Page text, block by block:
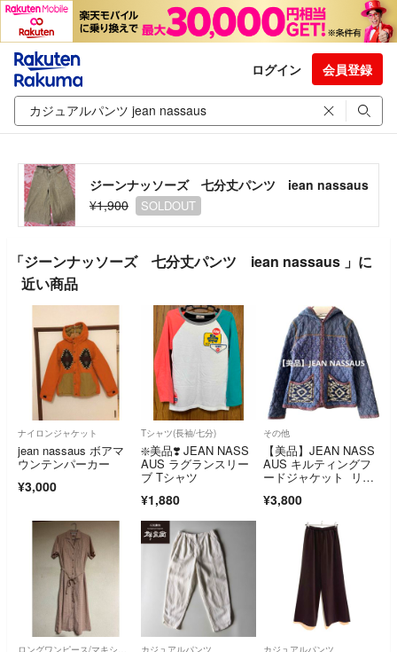
ログイン 会員登録
ジーンナッソーズ 七分丈パンツ iean nassaus
¥1,900
SOLDOUT
「ジーンナッソーズ 七分丈パンツ iean nassaus 」に
近い商品
ナイロンジャケット
jean nassaus ボアマ
ウンテンパーカー
¥3,000
Tシャツ(長袖/七分)
❇️美品❣️ JEAN NASS
AUS ラグランスリー
ブ Tシャツ
¥1,880
その他
【美品】JEAN NASS
AUS キルティングフ
ードジャケット リバ
¥3,800
ロングワンピース/マキシワンピース カジュアルパンツ カジュアルパンツ